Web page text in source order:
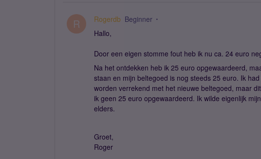
R Rogerdb Beginner
Hallo,
Door een eigen stomme fout heb ik nu ca. 24 euro
Na het ontdekken heb ik 25 euro opgewaardeerd,
staan en mijn beltegoed is nog steeds 25 euro. Ik
worden verrekend met het nieuwe beltegoed, maar
ik geen 25 euro opgewaardeerd. Ik wilde eigenlijk
elders.
Groet,
Roger